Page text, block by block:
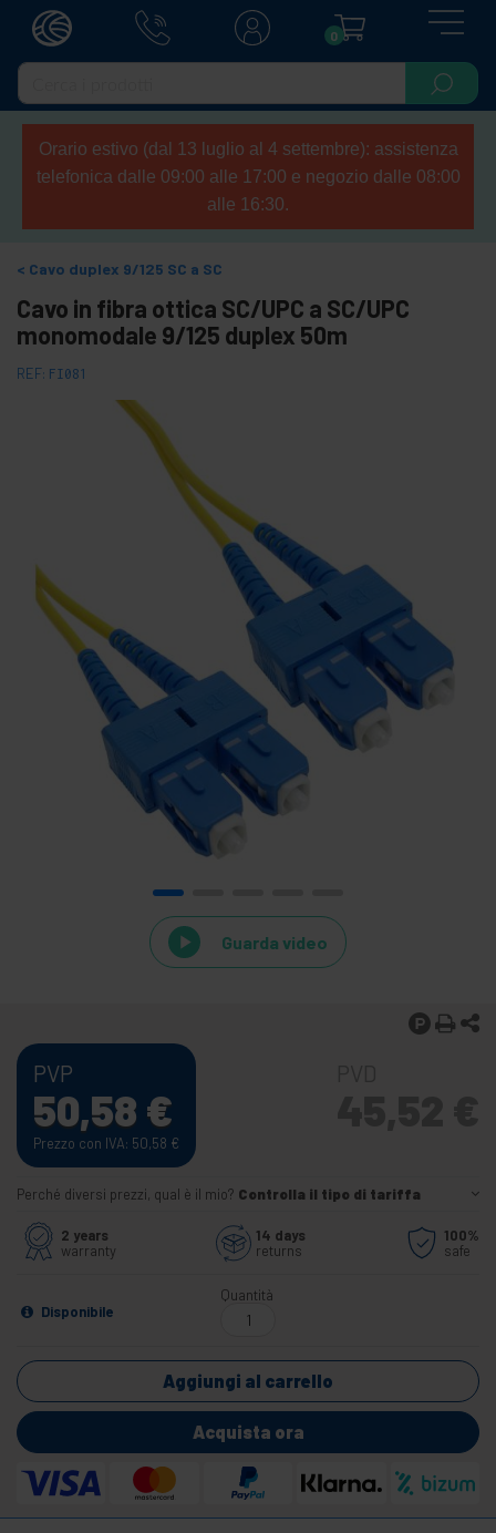
0
Orario estivo (dal 13 luglio al 4 settembre): assistenza
telefonica dalle 09:00 alle 17:00 e negozio dalle 08:00
alle 16:30.
Cavo duplex 9/125 SC a SC
Cavo in fibra ottica SC/UPC a SC/UPC
monomodale 9/125 duplex 50m
REF: FI081
Guarda video
PVP
50,58 €
Prezzo con IVA: 50,58 €
Perché diversi prezzi, qual è il mio? Controlla il tipo di tariffa
2 years
warranty
14 days
returns
100%
safe
Disponibile
Quantità
Aggiungi al carrello
Acquista ora